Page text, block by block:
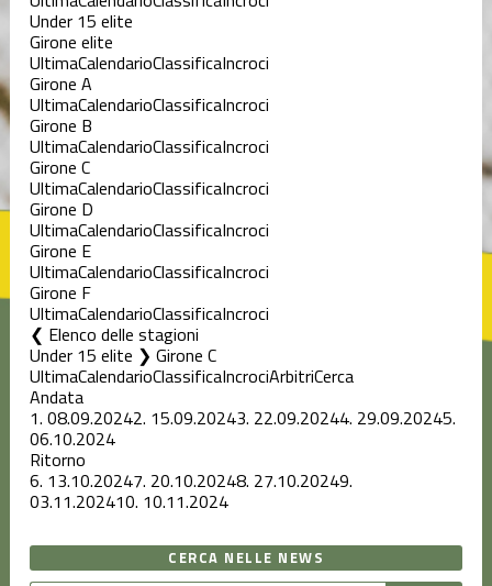
Under 15 elite
Girone elite
UltimaCalendarioClassificaIncroci
Girone A
UltimaCalendarioClassificaIncroci
Girone B
UltimaCalendarioClassificaIncroci
Girone C
UltimaCalendarioClassificaIncroci
Girone D
UltimaCalendarioClassificaIncroci
Girone E
UltimaCalendarioClassificaIncroci
Girone F
UltimaCalendarioClassificaIncroci
Elenco delle stagioni
Under 15 elite ❯ Girone C
UltimaCalendarioClassificaIncrociArbitriCerca
Andata
1. 08.09.20242. 15.09.20243. 22.09.20244. 29.09.20245.
06.10.2024
Ritorno
6. 13.10.20247. 20.10.20248. 27.10.20249.
03.11.202410. 10.11.2024
CERCA NELLE NEWS